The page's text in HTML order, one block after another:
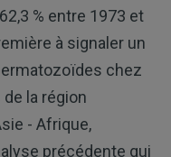
% entre 1973 et
à signaler un
chez
la région
- Afrique,
précédente qui